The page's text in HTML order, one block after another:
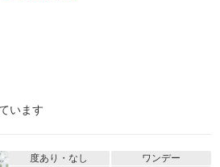
います
度あり・なし
ワンデー